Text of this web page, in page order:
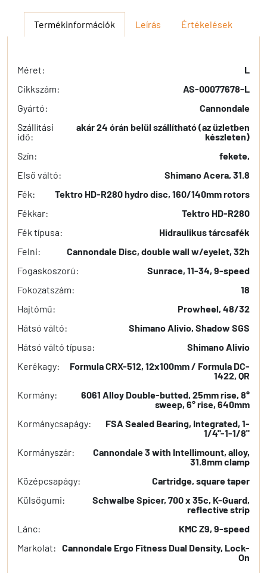
Termékinformációk Leírás Értékelések
Méret:
L
Cikkszám:
AS-00077678-L
Gyártó:
Cannondale
Szállítási
idő:
akár 24 órán belül szállítható (az üzletben
készleten)
Szín:
fekete,
Első váltó:
Shimano Acera, 31.8
Fék:
Tektro HD-R280 hydro disc, 160/140mm rotors
Fékkar:
Tektro HD-R280
Fék típusa:
Hidraulikus tárcsafék
Felni:
Cannondale Disc, double wall w/eyelet, 32h
Fogaskoszorú:
Sunrace, 11-34, 9-speed
Fokozatszám:
18
Hajtómű:
Prowheel, 48/32
Hátsó váltó:
Shimano Alivio, Shadow SGS
Hátsó váltó típusa:
Shimano Alivio
Kerékagy:
Formula CRX-512, 12x100mm / Formula DC-
1422, QR
Kormány:
6061 Alloy Double-butted, 25mm rise, 8°
sweep, 6° rise, 640mm
Kormánycsapágy:
FSA Sealed Bearing, Integrated, 1-
1/4"-1-1/8"
Kormányszár:
Cannondale 3 with Intellimount, alloy,
31.8mm clamp
Középcsapágy:
Cartridge, square taper
Külsőgumi:
Schwalbe Spicer, 700 x 35c, K-Guard,
reflective strip
Lánc:
KMC Z9, 9-speed
Markolat: Cannondale Ergo Fitness Dual Density, Lock-
On